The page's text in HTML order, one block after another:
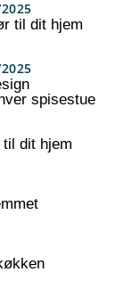
til dit hjem
spisestue
dit hjem